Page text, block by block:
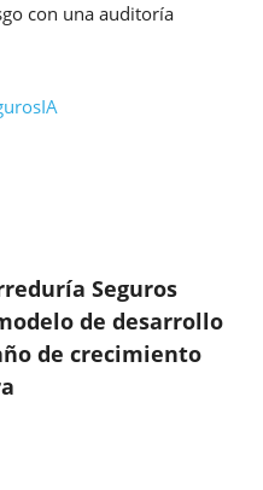
con una auditoría
IA
Seguros
de desarrollo
de crecimiento